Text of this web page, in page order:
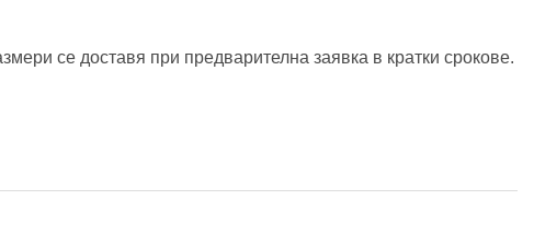
се доставя при предварителна заявка в кратки срокове.